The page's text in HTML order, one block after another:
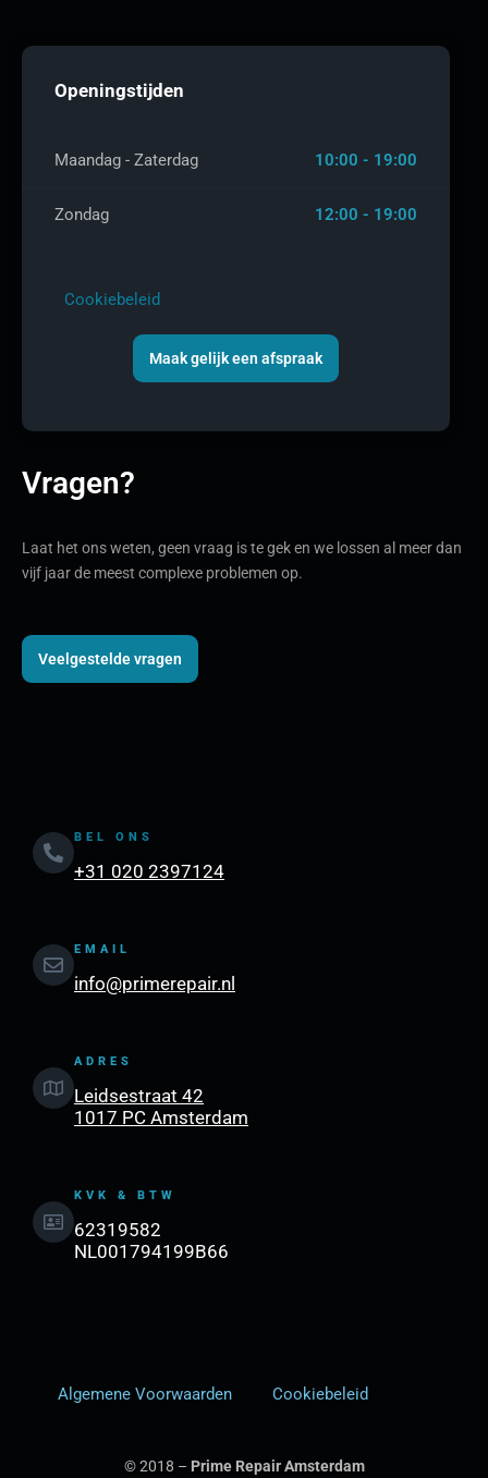
Openingstijden
Maandag - Zaterdag 10:00 - 19:00
Zondag 12:00 - 19:00
Cookiebeleid
Maak gelijk een afspraak
Vragen?
Laat het ons weten, geen vraag is te gek en we lossen al meer dan
vijf jaar de meest complexe problemen op.
Veelgestelde vragen
BEL ONS
+31 020 2397124
EMAIL
info@primerepair.nl
ADRES
Leidsestraat 42
1017 PC Amsterdam
KVK & BTW
62319582
NL001794199B66
Algemene Voorwaarden Cookiebeleid
© 2018 – Prime Repair Amsterdam